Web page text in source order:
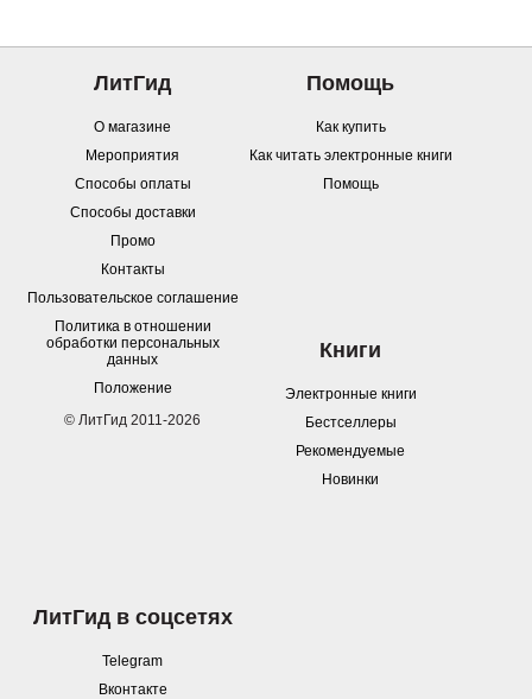
ЛитГид
О магазине
Мероприятия
Способы оплаты
Способы доставки
Промо
Контакты
Пользовательское соглашение
Политика в отношении
обработки персональных
данных
Положение
© ЛитГид 2011-2026
Помощь
Как купить
Как читать электронные книги
Помощь
Книги
Электронные книги
Бестселлеры
Рекомендуемые
Новинки
ЛитГид в соцсетях
Telegram
Вконтакте